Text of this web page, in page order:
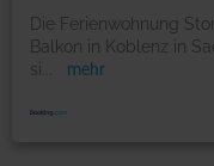
Die Ferienwohnung
Balkon in Koblenz in
si
mehr